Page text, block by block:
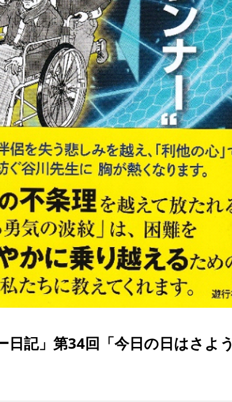
日記」第34回「今日の日はさよう